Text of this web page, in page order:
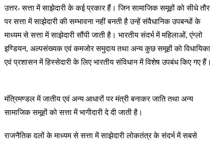
उत्तर- सत्ता में साझेदारी के कई प्रकार हैं। जिन सामाजिक समूहों को सीधे तौर
पर सत्ता में साझेदारी की सम्भावना नहीं बनती है उन्हें संवैधानिक उपबन्धों के
माध्यम से सत्ता में साझेदारी सौंपी जाती है। भारतीय संदर्भ में महिलाओं, एंग्लो
इण्डियन, अल्पसंख्यक एवं कमजोर समुदाय तथा अन्य कुछ समूहों को विधायिका
एवं प्रशासन में हिस्सेदारी के लिए भारतीय संविधान में विशेष उपबंध किए गए हैं।
मंत्रिमण्डल में जातीय एवं अन्य आधारों पर मंत्री बनाकर जाति तथा अन्य
सामाजिक समूहों को सत्ता में भागीदारी दे दी जाती है।
राजनैतिक दलों के माध्यम से सत्ता में साझेदारी लोकतंत्र के संदर्भ में सबसे